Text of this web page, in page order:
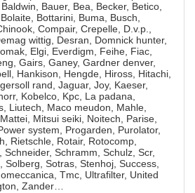
Bauer, Bea, Becker, Betico,
Bottarini, Buma, Busch,
Compair, Crepelle, D.v.p.,
wittig, Desran, Domnick hunter,
Elgi, Everdigm, Feihe, Fiac,
Gairs, Ganey, Gardner denver,
Hankison, Hengde, Hiross, Hitachi,
rand, Jaguar, Joy, Kaeser,
Kobelco, Kpc, La padana,
Liutech, Maco meudon, Mahle,
Mitsui seiki, Noitech, Parise,
system, Progarden, Purolator,
Rietschle, Rotair, Rotocomp,
Schneider, Schramm, Schulz, Scr,
Solberg, Sotras, Stenhoj, Success,
Tmc, Ultrafilter, United
Zander…